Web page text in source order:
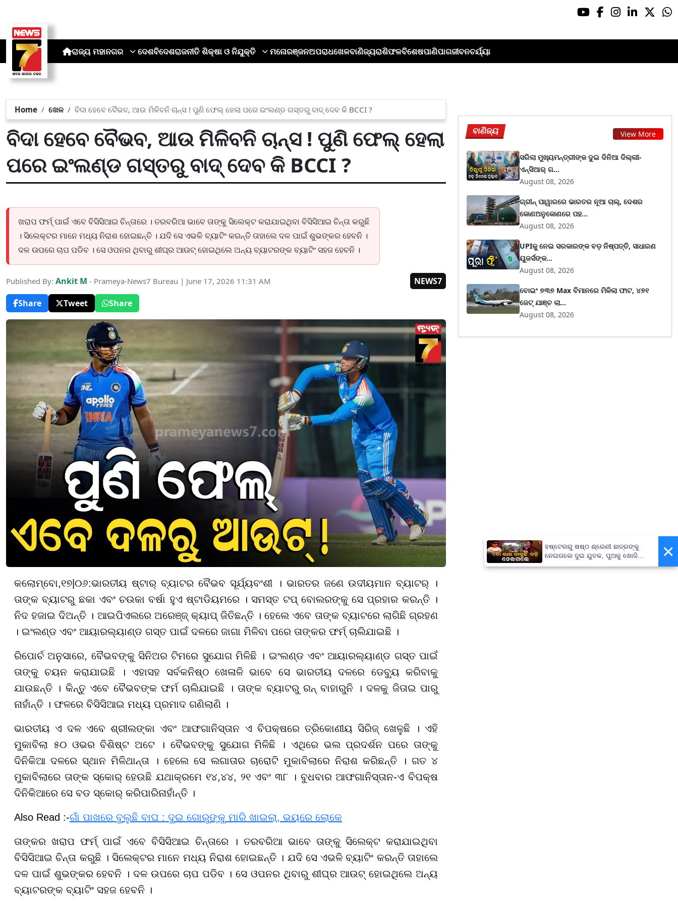
ରାଜ୍ୟ ମହାନଗର ଦେଶବିଦେଶରାଜନୀତି ଶିକ୍ଷା ଓ ନିଯୁକ୍ତି ମନୋରଞ୍ଜନଅପରାଧଖେଳବାଣିଜ୍ୟରାଶିଫଳବିଶେଷପାଣିପାଗଜୀବନଚର୍ଯ୍ୟା
Home ଖେଳ ବିଦା ହେବେ ବୈଭବ, ଆଉ ମିଳିବନି ଚାନ୍ସ ! ପୁଣି ଫେଲ୍ ହେଲା ପରେ ଇଂଲଣ୍ଡ ଗସ୍ତରୁ ବାଦ୍ ଦେବ କି BCCI ?
ବିଦା ହେବେ ବୈଭବ, ଆଉ ମିଳିବନି ଚାନ୍ସ ! ପୁଣି ଫେଲ୍ ହେଲା
ପରେ ଇଂଲଣ୍ଡ ଗସ୍ତରୁ ବାଦ୍ ଦେବ କି BCCI ?
ଖରାପ ଫର୍ମ୍ ପାଇଁ ଏବେ ବିସିସିଆଇ ଚିନ୍ତାରେ । ତରବରିଆ ଭାବେ ତାଙ୍କୁ ସିଲେକ୍ଟ କରାଯାଇଥିବା ବିସିସିଆଇ ଚିନ୍ତା କରୁଛି
। ସିଲେକ୍ଟର ମାନେ ମଧ୍ୟ ନିରାଶ ହୋଇଛନ୍ତି । ଯଦି ସେ ଏଭଳି ବ୍ୟାଟିଂ କରନ୍ତି ତାହାଲେ ଦଳ ପାଇଁ ଶୁଭଙ୍କର ହେବନି ।
ଦଳ ଉପରେ ଚାପ ପଡିବ । ସେ ଓପନର ଥିବାରୁ ଶୀଘ୍ର ଆଉଟ୍ ହୋଇଥିଲେ ଅନ୍ୟ ବ୍ୟାଟରଙ୍କ ବ୍ୟାଟିଂ ସହଜ ହେବନି ।
Published By: Ankit M - Prameya-News7 Bureau | June 17, 2026 11:31 AM
NEWS7
Share
Tweet Share
କଲୋମ୍ବୋ,୧୭|୦୬:ଭାରତୀୟ ଷ୍ଟାର୍ ବ୍ୟାଟର ବୈଭବ ସୂର୍ଯ୍ୟବଂଶୀ । ଭାରତର ଜଣେ ଉଦୀୟମାନ ବ୍ୟାଟର୍ ।
ତାଙ୍କ ବ୍ୟାଟରୁ ଛକା ଏବଂ ଚଉକା ବର୍ଷା ହୁଏ ଷ୍ଟାଡିୟମରେ । ସମସ୍ତ ଟପ୍ ବୋଲରଙ୍କୁ ସେ ପ୍ରହାର କରନ୍ତି ।
ନିଦ ହଜାଇ ଦିଅନ୍ତି । ଆଇପିଏଲରେ ଅରେଞ୍ଜ୍ କ୍ୟାପ୍ ଜିତିଛନ୍ତି । ହେଲେ ଏବେ ତାଙ୍କ ବ୍ୟାଟରେ ଲାଗିଛି ଗ୍ରହଣ
। ଇଂଲଣ୍ଡ ଏବଂ ଆୟାରଲ୍ୟାଣ୍ଡ ଗସ୍ତ ପାଇଁ ଦଳରେ ଜାଗା ମିଳିବା ପରେ ତାଙ୍କର ଫର୍ମ୍ ଚାଲିଯାଇଛି ।
ରିପୋର୍ଚ ଅନୁସାରେ, ବୈଭବଙ୍କୁ ସିନିଅର ଟିମରେ ସୁଯୋଗ ମିଳିଛି । ଇଂଲଣ୍ଡ ଏବଂ ଆୟାରଲ୍ୟାଣ୍ଡ ଗସ୍ତ ପାଇଁ
ତାଙ୍କୁ ଚୟନ କରାଯାଇଛି । ଏହାସହ ସର୍ବକନିଷ୍ଠ ଖେଳାଳି ଭାବେ ସେ ଭାରତୀୟ ଦଳରେ ଡେବ୍ୟୁ କରିବାକୁ
ଯାଉଛନ୍ତି । କିନ୍ତୁ ଏବେ ବୈଭବଙ୍କ ଫର୍ମ ଚାଲିଯାଇଛି । ତାଙ୍କ ବ୍ୟାଟରୁ ରନ୍ ବାହାରୁନି । ଦଳକୁ ଜିତାଇ ପାରୁ
ନାହାଁନ୍ତି । ଫଳରେ ବିସିସିଆଇ ମଧ୍ୟ ପ୍ରମାଦ ଗଣିଲାଣି ।
ଭାରତୀୟ ଏ ଦଳ ଏବେ ଶ୍ରୀଲଙ୍କା ଏବଂ ଆଫଗାନିସ୍ତାନ ଏ ବିପକ୍ଷରେ ତ୍ରିକୋଣୀୟ ସିରିଜ୍ ଖେଳୁଛି । ଏହି
ମୁକାବିଲା ୫୦ ଓଭର ବିଶିଷ୍ଟ ଅଟେ । ବୈଭବଙ୍କୁ ସୁଯୋଗ ମିଳିଛି । ଏଥିରେ ଭଲ ପ୍ରଦର୍ଶନ ପରେ ତାଙ୍କୁ
ଦିନିକିଆ ଦଳରେ ସ୍ଥାନ ମିଳିଥାନ୍ତା । ହେଲେ ସେ ଲଗାତାର ଚାରୋଟି ମୁକାବିଲାରେ ନିରାଶ କରିଛନ୍ତି । ଗତ ୪
ମୁକାବିଲାରେ ତାଙ୍କ ସ୍କୋର୍ ହେଉଛି ଯଥାକ୍ରମେ ୧୪,୪୪, ୨୧ ଏବଂ ୩୮ । ବୁଧବାର ଆଫଗାନିସ୍ତାନ-ଏ ବିପକ୍ଷ
ଦିନିକିଆରେ ସେ ବଡ ସ୍କୋର୍ କରିପାରିନାହାଁନ୍ତି ।
Also Read :-ଗାଁ ପାଖରେ ବୁଲୁଛି ବାଘ : ଦୁଇ ଗୋରୁଙ୍କୁ ମାରି ଖାଇଲା, ଭୟରେ ଲୋକେ
ତାଙ୍କର ଖରାପ ଫର୍ମ୍ ପାଇଁ ଏବେ ବିସିସିଆଇ ଚିନ୍ତାରେ । ତରବରିଆ ଭାବେ ତାଙ୍କୁ ସିଲେକ୍ଟ କରାଯାଇଥିବା
ବିସିସିଆଇ ଚିନ୍ତା କରୁଛି । ସିଲେକ୍ଟର ମାନେ ମଧ୍ୟ ନିରାଶ ହୋଇଛନ୍ତି । ଯଦି ସେ ଏଭଳି ବ୍ୟାଟିଂ କରନ୍ତି ତାହାଲେ
ଦଳ ପାଇଁ ଶୁଭଙ୍କର ହେବନି । ଦଳ ଉପରେ ଚାପ ପଡିବ । ସେ ଓପନର ଥିବାରୁ ଶୀଘ୍ର ଆଉଟ୍ ହୋଇଥିଲେ ଅନ୍ୟ
ବ୍ୟାଟରଙ୍କ ବ୍ୟାଟିଂ ସହଜ ହେବନି ।
ବାଣିଜ୍ୟ View More
ସରିଲା ମୁଖ୍ୟମନ୍ତ୍ରୀଙ୍କ ଦୁଇ ଦିନିଆ ଦିଲ୍ଲୀ-
ଏନ୍‌ସିଆର୍ ଗ...
August 08, 2026
ଗ୍ରୀନ୍ ପାୱାରରେ ଭାରତର ନୂଆ ଚାଲ୍, ଦେଶର
କୋଣଅନୁକୋଣରେ ପହ...
August 08, 2026
UPIକୁ ନେଇ ସରକାରଙ୍କ ବଡ଼ ନିଷ୍ପତ୍ତି, ସାଧାରଣ
ୟୁଜର୍ସଙ୍କ...
August 08, 2026
ବୋଇଂ ୭୩୭ Max ବିମାନରେ ମିଳିଲା ଫାଟ, ୪୭୧
ଜେଟ୍ ଯାଞ୍ଚ ଲା...
August 08, 2026
×
ହଷ୍ଟେଲରୁ ଷଷ୍ଠ ଶ୍ରେଣୀ ଛାତ୍ରଙ୍କୁ
ନେଇଗଲେ ଦୁଇ ଯୁବକ, ପୁଅକୁ ଖୋଜି
ଆଣିବାକୁ ମାଆଙ୍କ ନିବେଦନ